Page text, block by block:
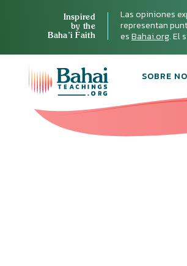
Inspired
by the
Baha’i Faith
Las opiniones
representan
esBahai.org. El
SOBRE